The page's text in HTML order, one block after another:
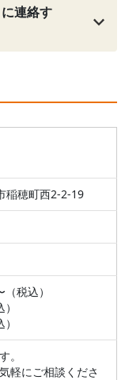
連絡す
稲穂町西2-2-19
税込）
。
軽にご相談くださ